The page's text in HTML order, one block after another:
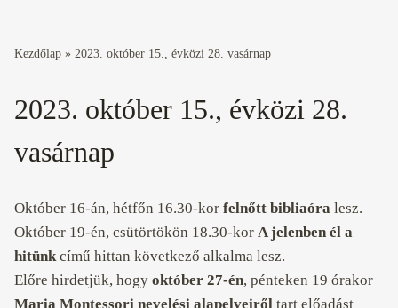
Kezdőlap » 2023. október 15., évközi 28. vasárnap
2023. október 15., évközi 28.
vasárnap
Október 16-án, hétfőn 16.30-kor felnőtt bibliaóra lesz.
Október 19-én, csütörtökön 18.30-kor A jelenben él a
hitünkcímű hittan következő alkalma lesz.
Előre hirdetjük, hogy október 27-én, pénteken 19 órakor
Maria Montessori nevelési alapelveiről tart előadást